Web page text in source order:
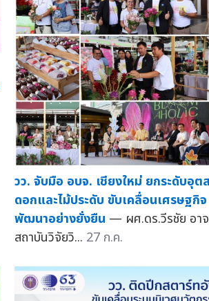
วว. จับมือ อบจ. เชียงใหม่ ยกระดับอุต
ดอกและไม้ประดับ ขับเคลื่อนเศรษฐกิ
พัฒนาอย่างยั่งยืน — ผศ.ดร.วีรชัย อา
สถาบันวิจัยวิ... 27 ก.ค.